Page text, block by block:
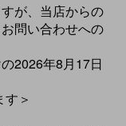
が、当店からの
問い合わせへの
2026年8月17日
＞